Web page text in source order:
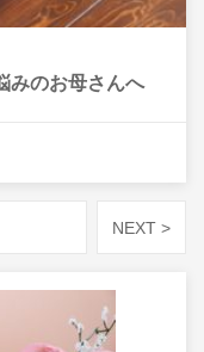
みのお母さんへ
NEXT >